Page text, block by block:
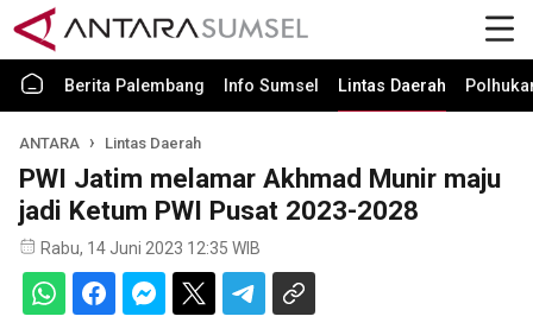
Berita Palembang Info Sumsel Lintas Daerah
ANTARA Lintas Daerah
PWI Jatim melamar Akhmad Munir maju
jadi Ketum PWI Pusat 2023-2028
Rabu, 14 Juni 2023 12:35 WIB